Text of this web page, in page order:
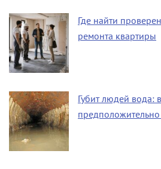
Где найти
ремонта квартиры
Губит людей вода: